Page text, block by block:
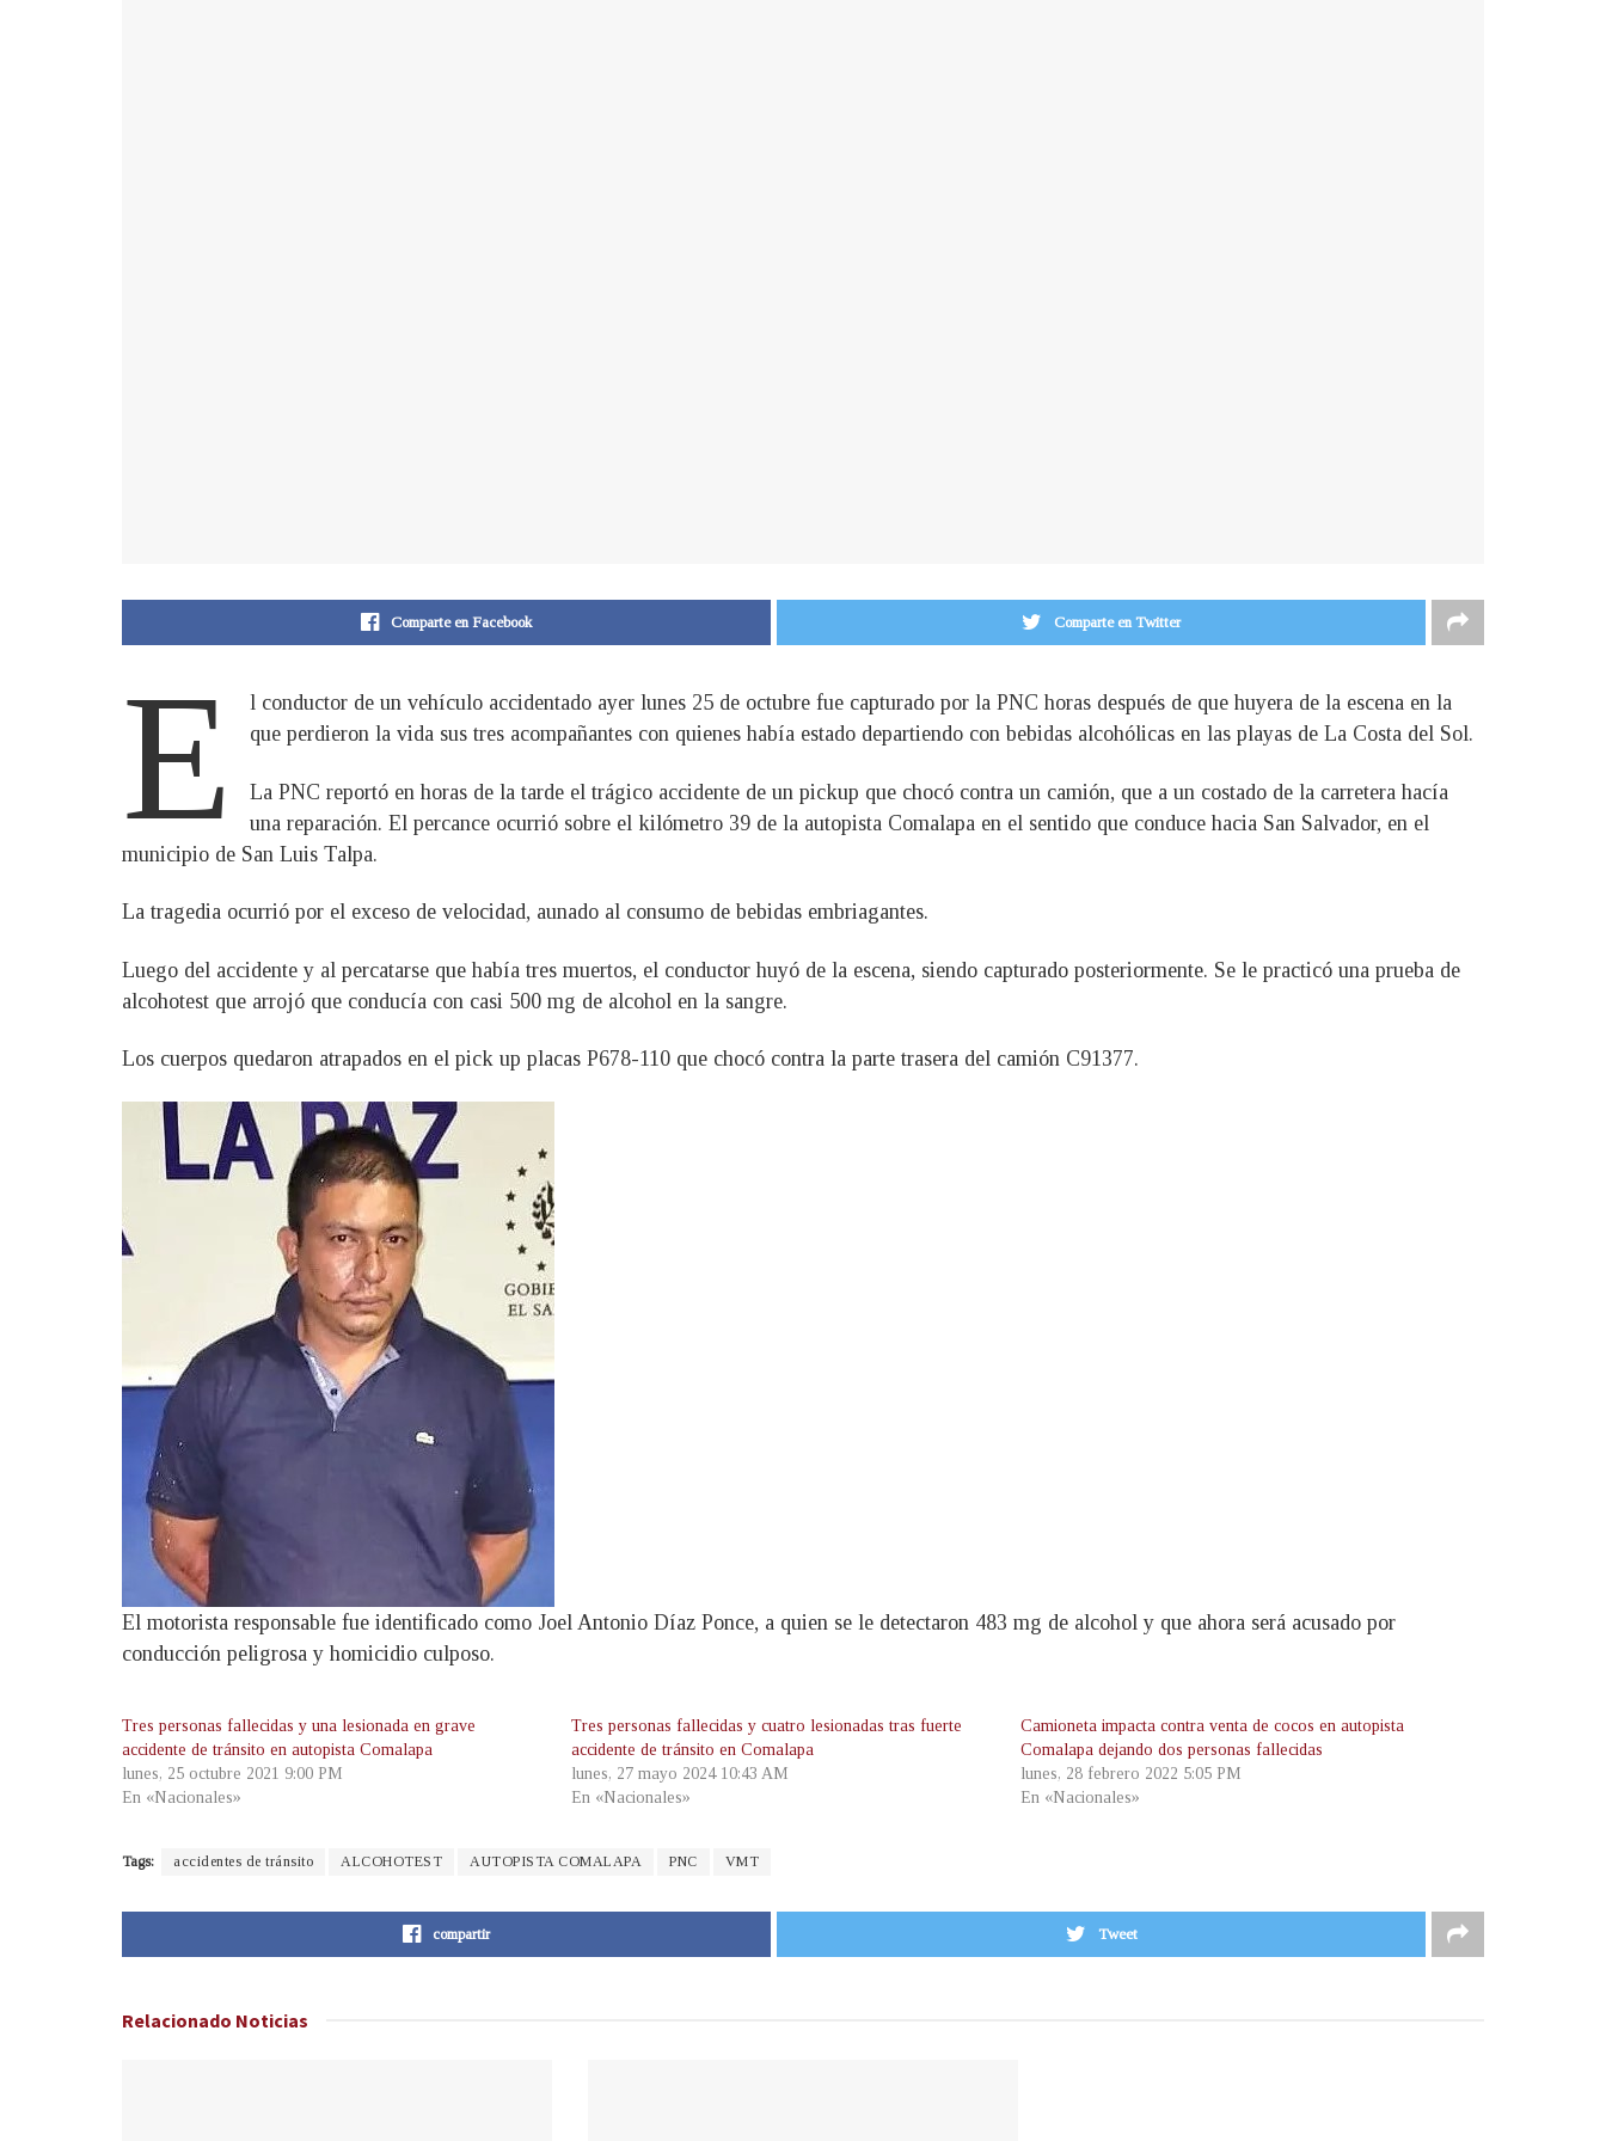
Comparte en Facebook Comparte en Twitter
E
l conductor de un vehículo accidentado ayer lunes 25 de octubre fue capturado por la PNC horas después de que huyera de la escena en la
que perdieron la vida sus tres acompañantes con quienes había estado departiendo con bebidas alcohólicas en las playas de La Costa del Sol.
La PNC reportó en horas de la tarde el trágico accidente de un pickup que chocó contra un camión, que a un costado de la carretera hacía
una reparación. El percance ocurrió sobre el kilómetro 39 de la autopista Comalapa en el sentido que conduce hacia San Salvador, en el
municipio de San Luis Talpa.
La tragedia ocurrió por el exceso de velocidad, aunado al consumo de bebidas embriagantes.
Luego del accidente y al percatarse que había tres muertos, el conductor huyó de la escena, siendo capturado posteriormente. Se le practicó una prueba de
alcohotest que arrojó que conducía con casi 500 mg de alcohol en la sangre.
Los cuerpos quedaron atrapados en el pick up placas P678-110 que chocó contra la parte trasera del camión C91377.
El motorista responsable fue identificado como Joel Antonio Díaz Ponce, a quien se le detectaron 483 mg de alcohol y que ahora será acusado por
conducción peligrosa y homicidio culposo.
Tres personas fallecidas y una lesionada en grave
accidente de tránsito en autopista Comalapa
lunes, 25 octubre 2021 9:00 PM
En «Nacionales»
Tres personas fallecidas y cuatro lesionadas tras fuerte
accidente de tránsito en Comalapa
lunes, 27 mayo 2024 10:43 AM
En «Nacionales»
Camioneta impacta contra venta de cocos en autopista
Comalapa dejando dos personas fallecidas
lunes, 28 febrero 2022 5:05 PM
En «Nacionales»
Tags: accidentes de tránsito ALCOHOTEST AUTOPISTA COMALAPA PNC VMT
compartir Tweet
Relacionado Noticias